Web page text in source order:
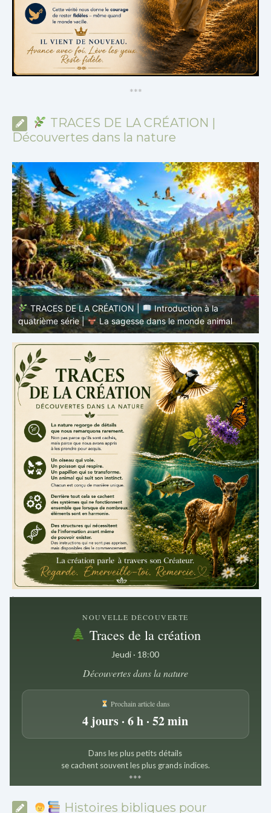
***
TRACES DE LA CRÉATION |
Découvertes dans la nature
TRACES DE LA CRÉATION |
Épisode 8 – La vie
cachée – Ce que les poissons nous enseignent
.
NOUVELLE DÉCOUVERTE
Traces de la création
Jeudi · 18:00
Découvertes dans la nature
Prochain article dans
4 jours · 6 h · 52 min
Dans les plus petits détails
se cachent souvent les plus grands indices.
***
Histoires bibliques pour